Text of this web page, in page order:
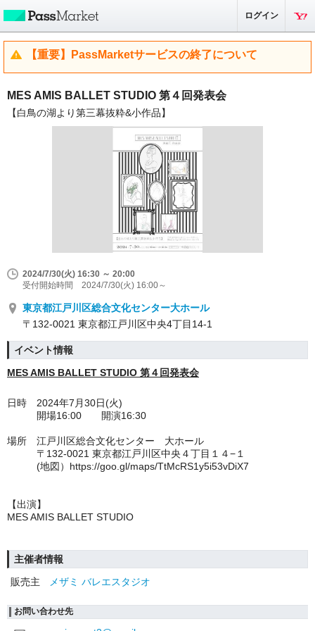
ログイン
【重要】PassMarketサービスの終了について
MES AMIS BALLET STUDIO 第４回発表会
【白鳥の湖より第三幕抜粋&小作品】
2024/7/30(火) 16:30 ～ 20:00
受付開始時間 2024/7/30(火) 16:00～
東京都江戸川区総合文化センター大ホール
〒132-0021 東京都江戸川区中央4丁目14-1
イベント情報
MES AMIS BALLET STUDIO 第４回発表会
日時 2024年7月30日(火)
開場16:00 開演16:30
場所 江戸川区総合文化センター 大ホール
〒132-0021 東京都江戸川区中央４丁目１４−１
(地図）https://goo.gl/maps/TtMcRS1y5i53vDiX7
【出演】
MES AMIS BAL L ET STUDIO
主催者情報
販売主
メザミ バレエスタジオ
お問い合わせ先